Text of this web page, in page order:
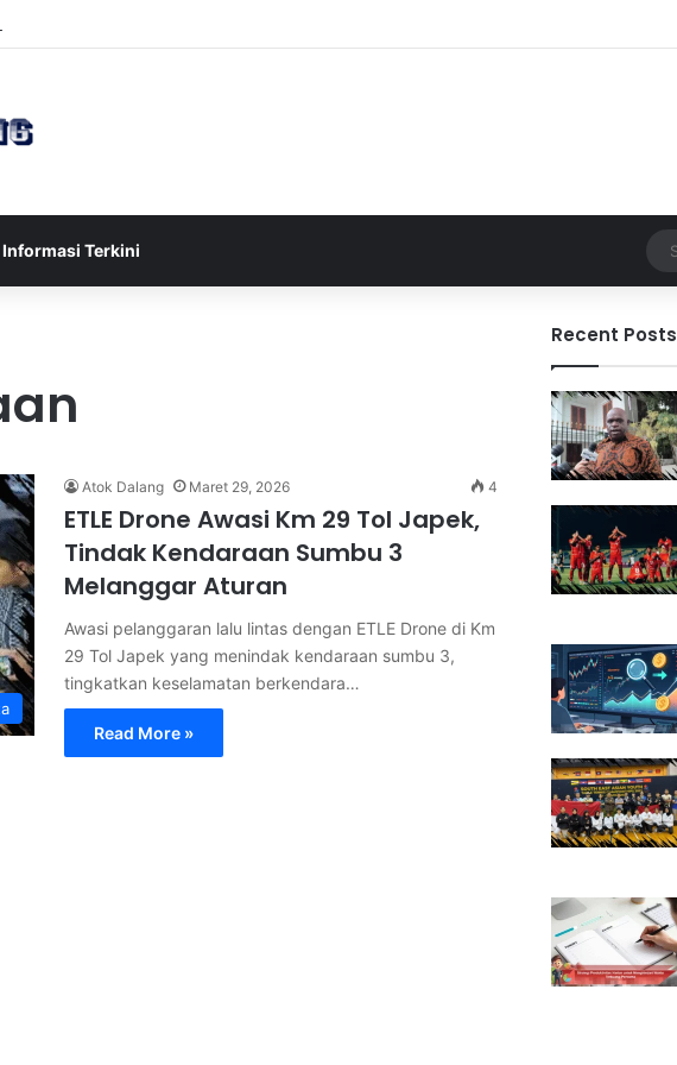
Informasi Terkini
Atok Dalang Maret 29, 2026 4
ETLE Drone Awasi Km 29 Tol Japek,
Tindak Kendaraan Sumbu 3
Melanggar Aturan
Awasi pelanggaran lalu lintas dengan ETLE Drone di Km
29 Tol Japek yang menindak kendaraan sumbu 3,
tingkatkan keselamatan berkendara…
Read More »
Recent Posts